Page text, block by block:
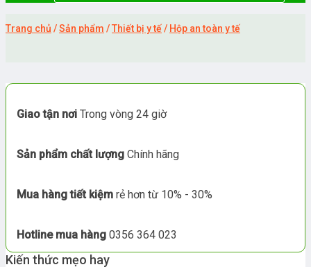
Trang chủ /Sản phẩm /Thiết bị y tế/ Hộp an toàn y tế
Giao tận nơi Trong vòng 24 giờ
Sản phẩm chất lượng Chính hãng
Mua hàng tiết kiệm rẻ hơn từ 10% - 30%
Hotline mua hàng 0356 364 023
Kiến thức mẹo hay